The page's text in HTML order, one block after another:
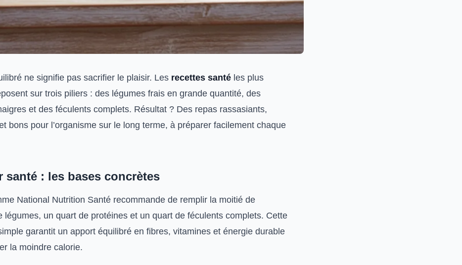
ne signifie pas sacrifier le plaisir. Les recettes santé les plus
sur trois piliers : des légumes frais en grande quantité, des
et des féculents complets. Résultat ? Des repas rassasiants,
bons pour l’organisme sur le long terme, à préparer facilement chaque
santé : les bases concrètes
National Nutrition Santé recommande de remplir la moitié de
légumes, un quart de protéines et un quart de féculents complets. Cette
garantit un apport équilibré en fibres, vitamines et énergie durable
la moindre calorie.